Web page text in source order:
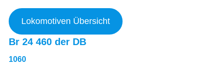
Lokomotiven Übersicht
Br 24 460 der DB
1060